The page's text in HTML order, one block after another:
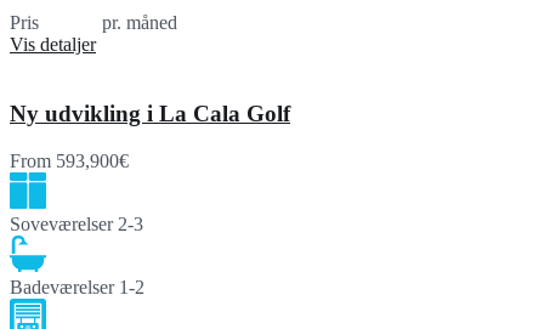
Pris
pr. måned
Vis detaljer
Ny udvikling i La Cala Golf
From 593,900€
Soveværelser 2-3
Badeværelser 1-2